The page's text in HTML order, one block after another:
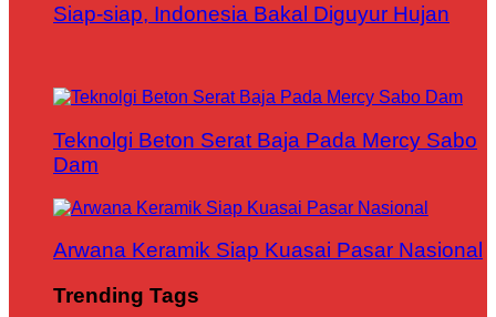
Siap-siap, Indonesia Bakal Diguyur Hujan
Teknolgi Beton Serat Baja Pada Mercy Sabo
Dam
Arwana Keramik Siap Kuasai Pasar Nasional
Trending Tags